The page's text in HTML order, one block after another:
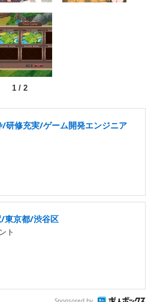
1/ 2
研修充実/ゲーム開発エンジニア
東京都/渋谷区
ト